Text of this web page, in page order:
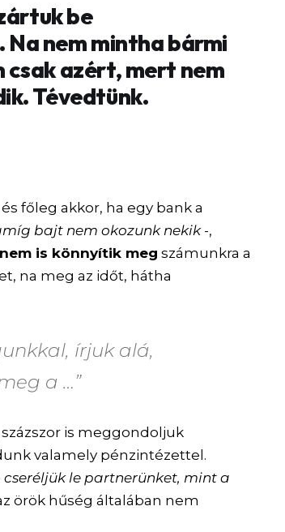
be
nem mintha bármi
csak azért, mert nem
Tévedtünk.
főleg akkor, ha egy bank a
bajt nem okozunk nekik-,
nem is könnyítik meg számunkra a
na meg az időt, hátha
írjuk alá,
a …”
is meggondoljuk
valamely pénzintézettel.
le partnerünket, mint a
örök hűség általában nem